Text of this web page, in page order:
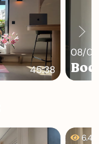
45:38
08/
6.4k